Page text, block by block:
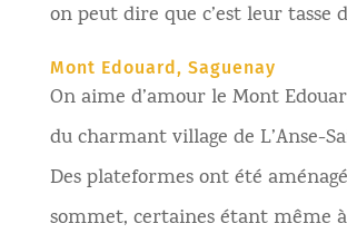
on peut dire que c’est leur tasse
Mont Edouard, Saguenay
On aime d’amour le Mont
du charmant village de L’Anse-
Des plateformes ont été
sommet, certaines étant même